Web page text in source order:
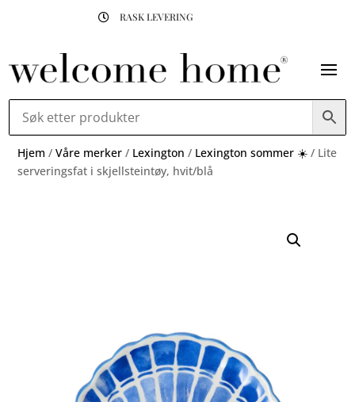
 RASK LEVERING
Hjem /Våre merker / Lexington / Lexington sommer ☀️ / Lite
serveringsfat i skjellsteintøy, hvit/blå